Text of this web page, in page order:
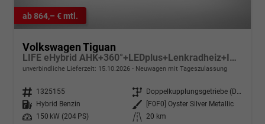
ab 864,– € mtl.
Volkswagen Tiguan
LIFE eHybrid AHK+360°+LEDplus+Lenkradheiz+IQ.Drive+ACC+AppConnect+eHeck
unverbindliche Lieferzeit: 15.10.2026 Neuwagen mit Tageszulassung
Fahrzeugnr. 1325155 Getriebe
Doppelkupplungsgetriebe (DSG)
Kraftstoff
Hybrid Benzin Außenfarbe
[F0F0] Oyster Silver Metallic
Leistung
150 kW (204 PS) Kilometerstand
20 km